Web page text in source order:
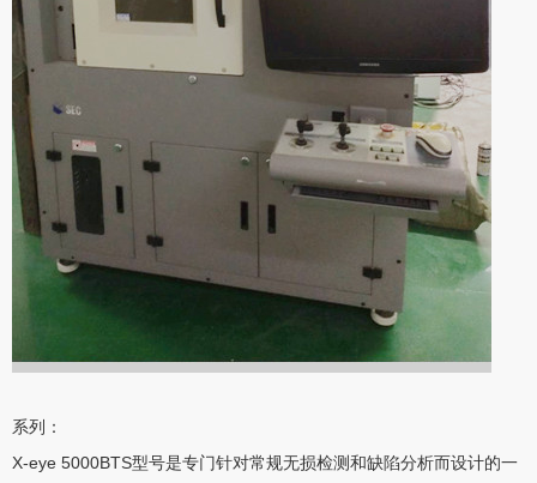
系列：
X-eye 5000BTS型号是专门针对常规无损检测和缺陷分析而设计的一